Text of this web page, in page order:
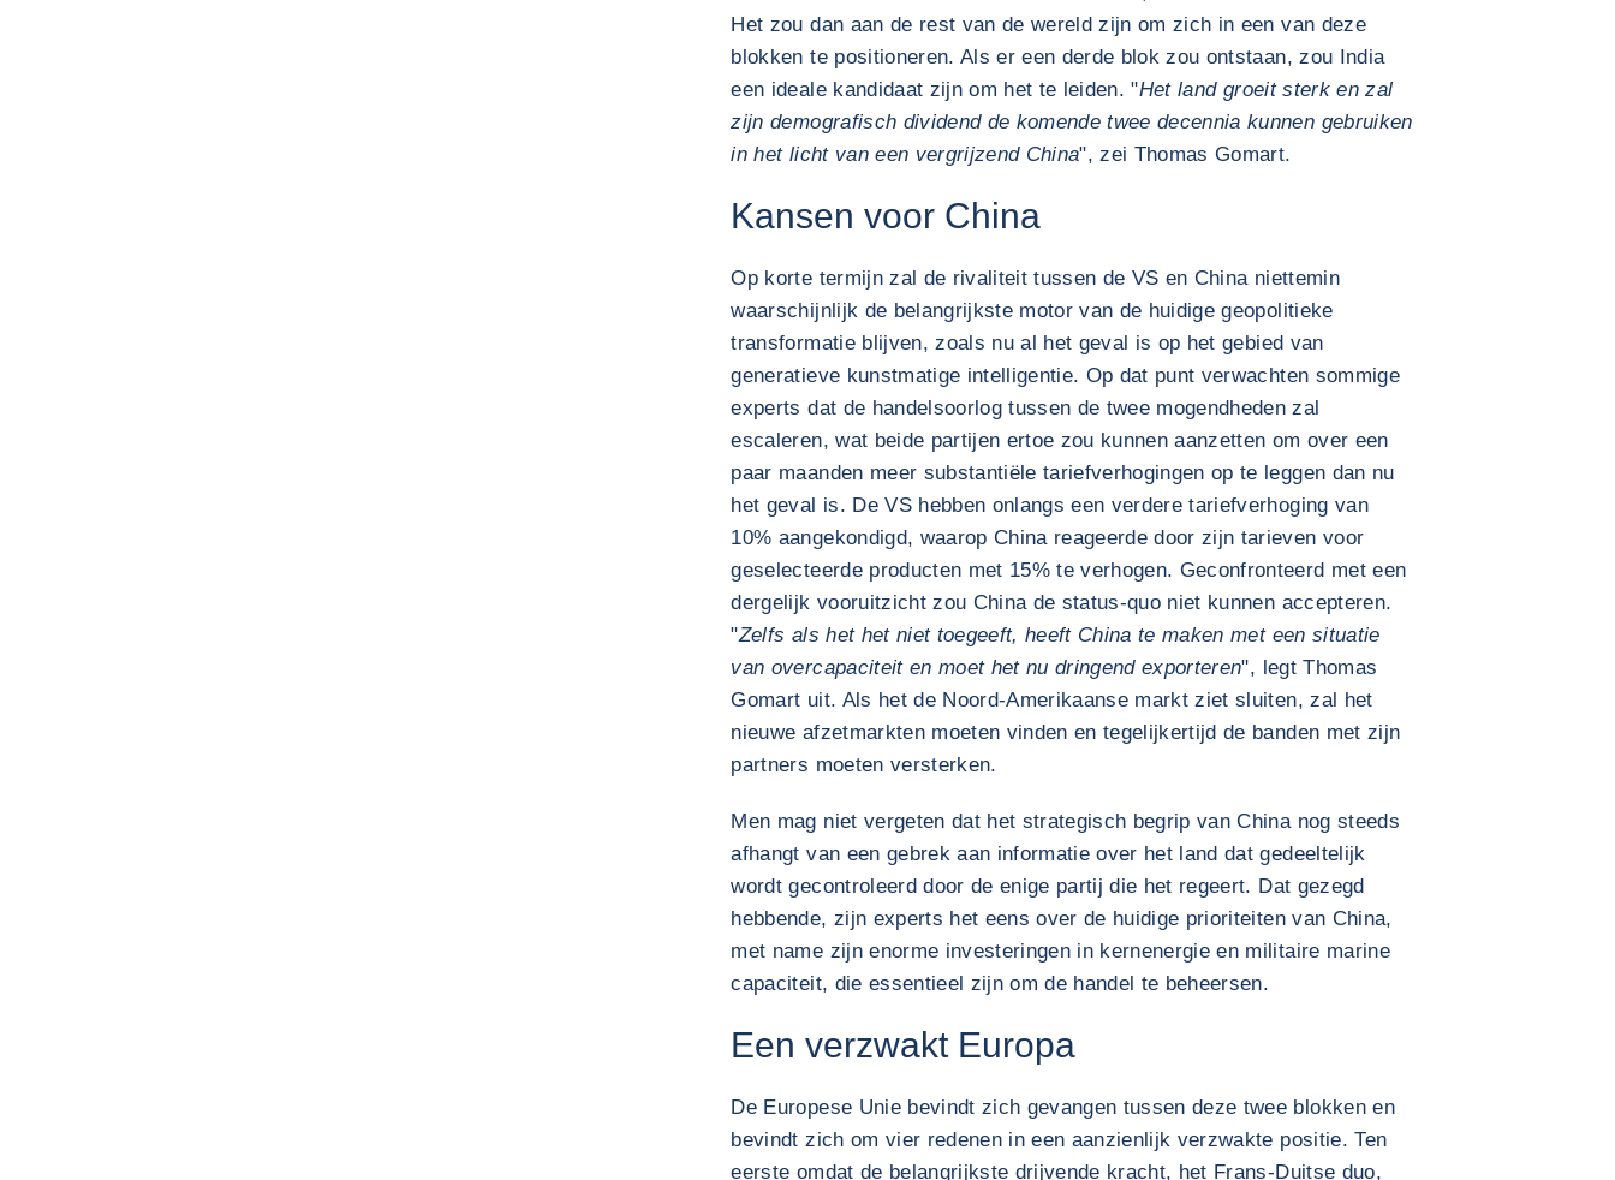
Het zou dan aan de rest van de wereld zijn om zich in een van deze
blokken te positioneren. Als er een derde blok zou ontstaan, zou India
een ideale kandidaat zijn om het te leiden. "Het land groeit sterk en zal
zijn demografisch dividend de komende twee decennia kunnen gebruiken
in het licht van een vergrijzend China", zei Thomas Gomart.
Kansen voor China
Op korte termijn zal de rivaliteit tussen de VS en China niettemin
waarschijnlijk de belangrijkste motor van de huidige geopolitieke
transformatie blijven, zoals nu al het geval is op het gebied van
generatieve kunstmatige intelligentie. Op dat punt verwachten sommige
experts dat de handelsoorlog tussen de twee mogendheden zal
escaleren, wat beide partijen ertoe zou kunnen aanzetten om over een
paar maanden meer substantiële tariefverhogingen op te leggen dan nu
het geval is. De VS hebben onlangs een verdere tariefverhoging van
10% aangekondigd, waarop China reageerde door zijn tarieven voor
geselecteerde producten met 15% te verhogen. Geconfronteerd met een
dergelijk vooruitzicht zou China de status-quo niet kunnen accepteren.
"Zelfs als het het niet toegeeft, heeft China te maken met een situatie
van overcapaciteit en moet het nu dringend exporteren", legt Thomas
Gomart uit. Als het de Noord-Amerikaanse markt ziet sluiten, zal het
nieuwe afzetmarkten moeten vinden en tegelijkertijd de banden met zijn
partners moeten versterken.
Men mag niet vergeten dat het strategisch begrip van China nog steeds
afhangt van een gebrek aan informatie over het land dat gedeeltelijk
wordt gecontroleerd door de enige partij die het regeert. Dat gezegd
hebbende, zijn experts het eens over de huidige prioriteiten van China,
met name zijn enorme investeringen in kernenergie en militaire marine
capaciteit, die essentieel zijn om de handel te beheersen.
Een verzwakt Europa
De Europese Unie bevindt zich gevangen tussen deze twee blokken en
bevindt zich om vier redenen in een aanzienlijk verzwakte positie. Ten
eerste omdat de belangrijkste drijvende kracht, het Frans-Duitse duo,